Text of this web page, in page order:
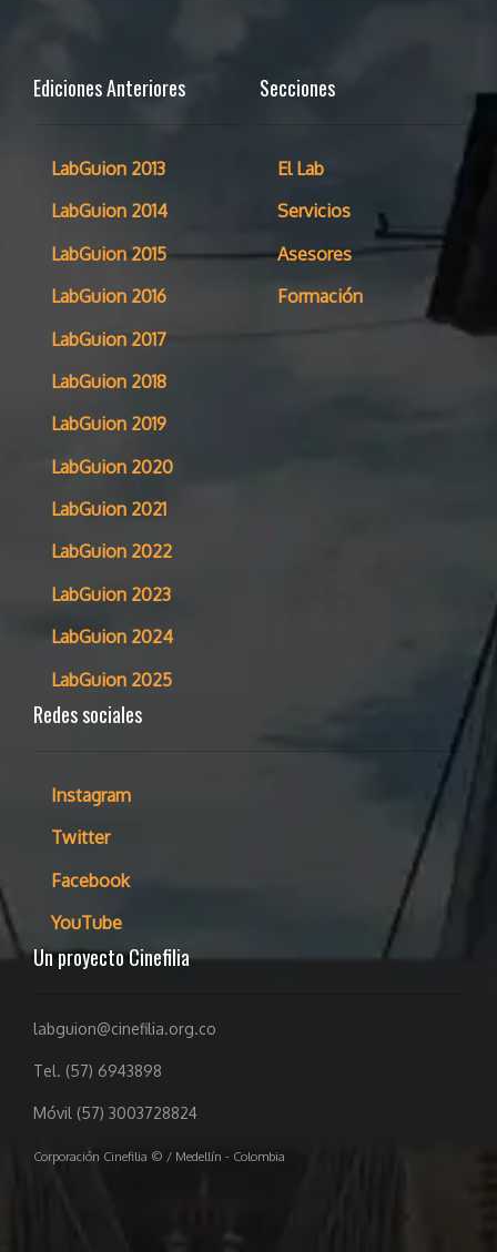
Ediciones Anteriores
LabGuion 2013
LabGuion 2014
LabGuion 2015
LabGuion 2016
LabGuion 2017
LabGuion 2018
LabGuion 2019
LabGuion 2020
LabGuion 2021
LabGuion 2022
LabGuion 2023
LabGuion 2024
LabGuion 2025
Secciones
El Lab
Servicios
Asesores
Formación
Redes sociales
Instagram
Twitter
Facebook
YouTube
Un proyecto Cinefilia
labguion@cinefilia.org.co
Tel. (57) 6943898
Móvil (57) 3003728824
Corporación Cinefilia © / Medellín - Colombia